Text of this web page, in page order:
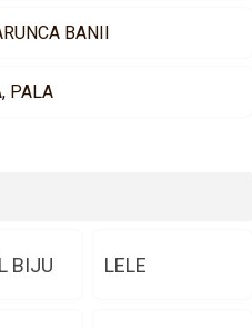
BANII
PALA
BIJU LELE